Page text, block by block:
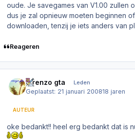
oude. Je savegames van V1.00 zullen
dus je zal opnieuw moeten beginnen
downloaden, tenzij je iets anders van
Reageren
lorenzo gta Leden
Geplaatst: 21 januari 200818 jaren
AUTEUR
oke bedankt!! heel erg bedankt dat is